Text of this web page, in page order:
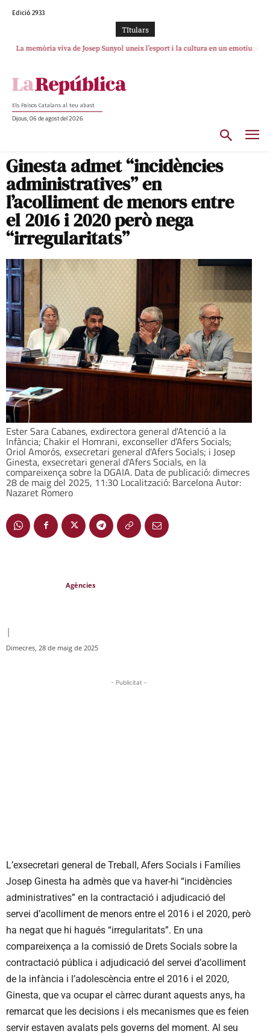
Edició 2933
TItulars
La memòria viva de Josep Sunyol uneix l’esport i la cultura en un emotiu
La “dignitat” a mitges de Marc Puigtió: renuncia a Girona pels àudios però
Els Països Catalans al teu abast
Dijous, 06 de agost del 2026
Ginesta admet “incidències
administratives” en
l’acolliment de menors entre
el 2016 i 2020 però nega
“irregularitats”
Ester Sara Cabanes, exdirectora general d'Atenció a la
Infància; Chakir el Homrani, exconseller d'Afers Socials;
Oriol Amorós, exsecretari general d'Afers Socials; i Josep
Ginesta, exsecretari general d'Afers Socials, en la
compareixença sobre la DGAIA. Data de publicació: dimecres
28 de maig del 2025, 11:30 Localització: Barcelona Autor:
Nazaret Romero
Agències
|
Dimecres, 28 de maig de 2025
- Publicitat -
L’exsecretari general de Treball, Afers Socials i Famílies
Josep Ginesta ha admès que va haver-hi “incidències
administratives” en la contractació i adjudicació del
servei d’acolliment de menors entre el 2016 i el 2020, però
ha negat que hi hagués “irregularitats”. En una
compareixença a la comissió de Drets Socials sobre la
contractació pública i adjudicació del servei d’acolliment
de la infància i l’adolescència entre el 2016 i el 2020,
Ginesta, que va ocupar el càrrec durant aquests anys, ha
remarcat que les decisions i els mecanismes que es feien
servir estaven avalats pels governs del moment. Al seu